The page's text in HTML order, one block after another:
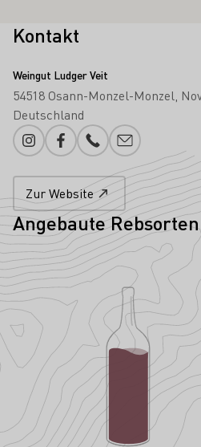
Kontakt
Weingut Ludger Veit
54518 Osann-Monzel-Monzel
Deutschland
InstagramFacebookTelefonnummer
E-Mail-
Zur Website
Angebaute Rebsorten